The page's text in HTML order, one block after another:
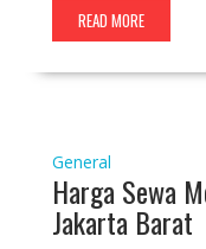
READ MORE
General
Harga Sewa
Jakarta Barat